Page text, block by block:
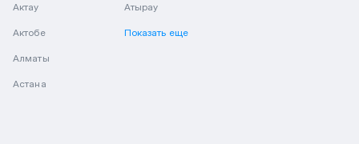
Актау
Актобе
Алматы
Астана
Атырау
Показать еще